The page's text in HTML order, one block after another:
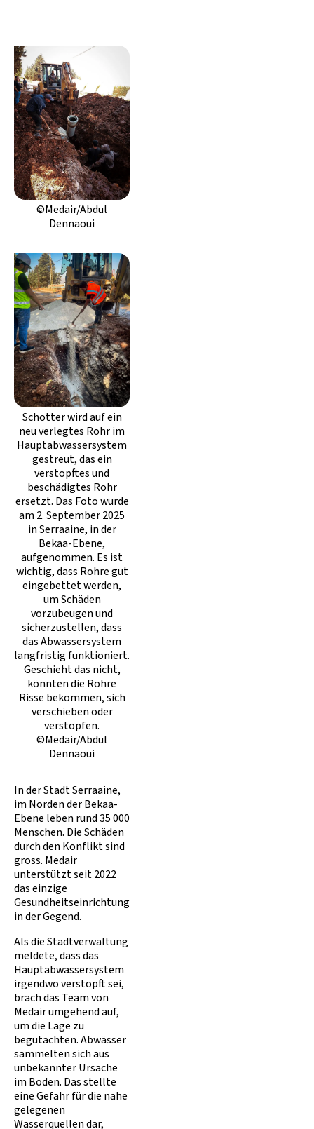
©Medair/Abdul
Dennaoui
Schotter wird auf ein
neu verlegtes Rohr im
Hauptabwassersystem
gestreut, das ein
verstopftes und
beschädigtes Rohr
ersetzt. Das Foto wurde
am 2. September 2025
in Serraaine, in der
Bekaa-Ebene,
aufgenommen. Es ist
wichtig, dass Rohre gut
eingebettet werden,
um Schäden
vorzubeugen und
sicherzustellen, dass
das Abwassersystem
langfristig funktioniert.
Geschieht das nicht,
könnten die Rohre
Risse bekommen, sich
verschieben oder
verstopfen.
©Medair/Abdul
Dennaoui
In der Stadt Serraaine,
im Norden der Bekaa-
Ebene leben rund 35 000
Menschen. Die Schäden
durch den Konflikt sind
gross. Medair
unterstützt seit 2022
das einzige
Gesundheitseinrichtung
in der Gegend.
Als die Stadtverwaltung
meldete, dass das
Hauptabwassersystem
irgendwo verstopft sei,
brach das Team von
Medair umgehend auf,
um die Lage zu
begutachten. Abwässer
sammelten sich aus
unbekannter Ursache
im Boden. Das stellte
eine Gefahr für die nahe
gelegenen
Wasserquellen dar,